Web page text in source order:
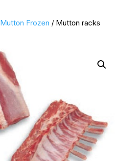
Mutton Frozen / Mutton racks